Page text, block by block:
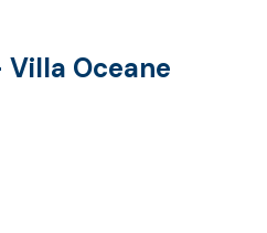
Oceane